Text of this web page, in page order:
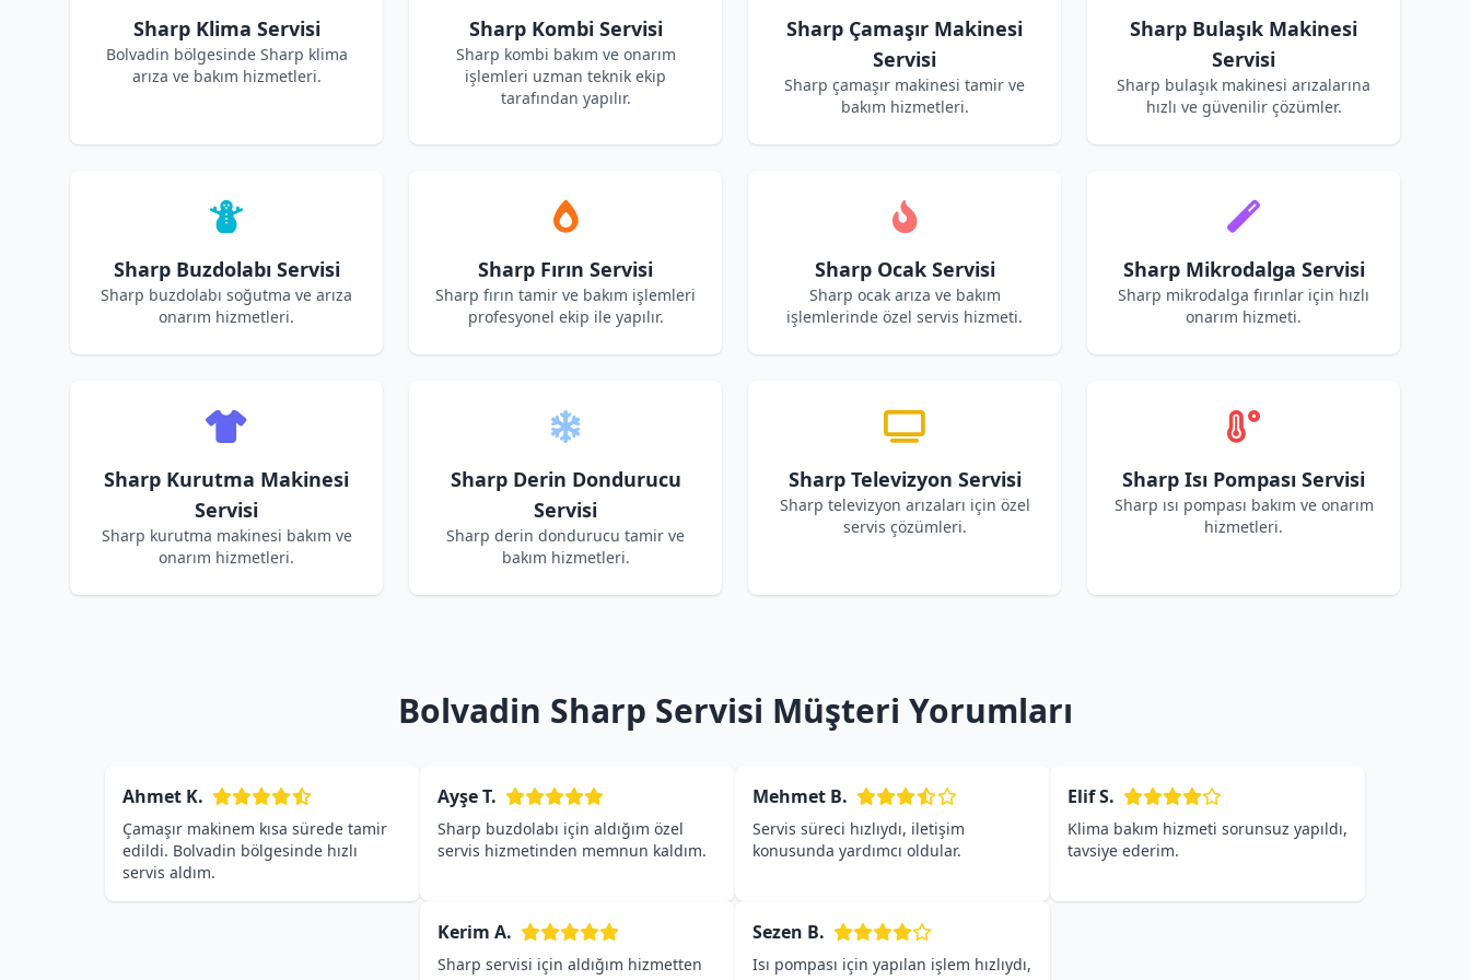
Sharp Klima Servisi
Bolvadin bölgesinde Sharp klima
arıza ve bakım hizmetleri.
Sharp Kombi Servisi
Sharp kombi bakım ve onarım
işlemleri uzman teknik ekip
tarafından yapılır.
Sharp Çamaşır Makinesi
Servisi
Sharp çamaşır makinesi tamir ve
bakım hizmetleri.
Sharp Bulaşık Makinesi
Servisi
Sharp bulaşık makinesi arızalarına
hızlı ve güvenilir çözümler.
Sharp Buzdolabı Servisi
Sharp buzdolabı soğutma ve arıza
onarım hizmetleri.
Sharp Fırın Servisi
Sharp fırın tamir ve bakım işlemleri
profesyonel ekip ile yapılır.
Sharp Ocak Servisi
Sharp ocak arıza ve bakım
işlemlerinde özel servis hizmeti.
Sharp Mikrodalga Servisi
Sharp mikrodalga fırınlar için hızlı
onarım hizmeti.
Sharp Kurutma Makinesi
Servisi
Sharp kurutma makinesi bakım ve
onarım hizmetleri.
Sharp Derin Dondurucu
Servisi
Sharp derin dondurucu tamir ve
bakım hizmetleri.
Sharp Televizyon Servisi
Sharp televizyon arızaları için özel
servis çözümleri.
Sharp Isı Pompası Servisi
Sharp ısı pompası bakım ve onarım
hizmetleri.
Bolvadin Sharp Servisi Müşteri Yorumları
Ahmet K.
Çamaşır makinem kısa sürede tamir
edildi. Bolvadin bölgesinde hızlı
servis aldım.
Ayşe T.
Sharp buzdolabı için aldığım özel
servis hizmetinden memnun kaldım.
Mehmet B.
Servis süreci hızlıydı, iletişim
konusunda yardımcı oldular.
Elif S.
Klima bakım hizmeti sorunsuz yapıldı,
tavsiye ederim.
Kerim A.
Sharp servisi için aldığım hizmetten
Sezen B.
Isı pompası için yapılan işlem hızlıydı,